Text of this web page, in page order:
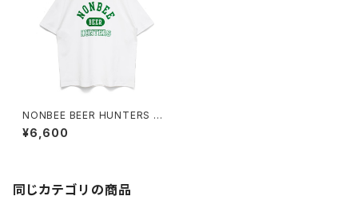
NONBEE BEER HUNTERS T
EE2 white/green
¥6,600
同じカテゴリの商品